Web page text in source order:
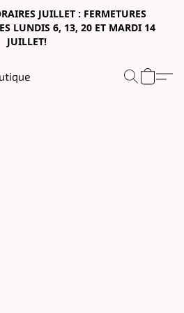
JUILLET : FERMETURES
LUNDIS 6, 13, 20 ET MARDI 14
JUILLET!